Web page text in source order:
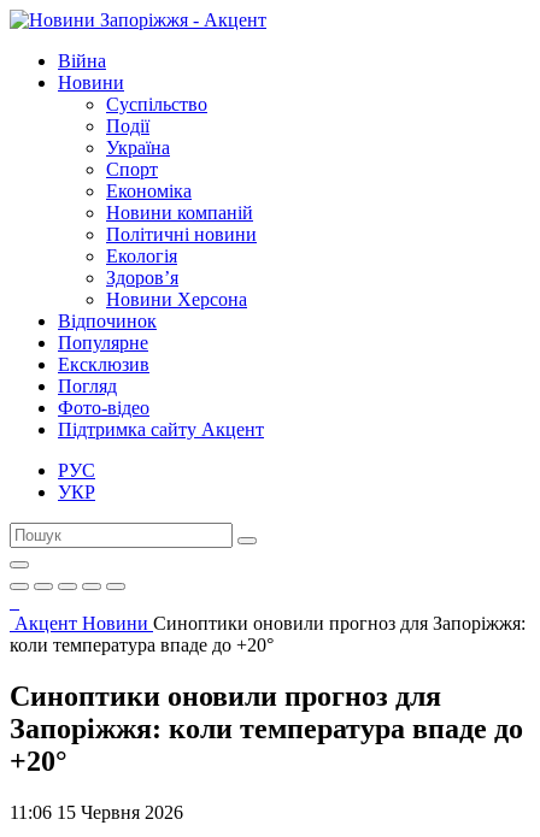
Війна
Новини
Суспільство
Події
Україна
Спорт
Економіка
Новини компаній
Політичні новини
Екологія
Здоров’я
Новини Херсона
Відпочинок
Популярне
Ексклюзив
Погляд
Фото-відео
Підтримка сайту Акцент
РУС
УКР
Акцент Новини Синоптики оновили прогноз для Запоріжжя:
коли температура впаде до +20°
Синоптики оновили прогноз для
Запоріжжя: коли температура впаде до
+20°
11:06 15 Червня 2026